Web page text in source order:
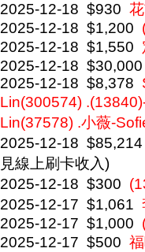
2025-12-18 $930
2025-12-18 $1,200
2025-12-18 $1,550
2025-12-18 $30,000
2025-12-18 $8,378
Lin(300574)
Lin(37578) .小薇-
2025-12-18 $85,214
見線上刷卡收入)
2025-12-18 $300
2025-12-17 $1,061
2025-12-17 $1,000
2025-12-17 $500